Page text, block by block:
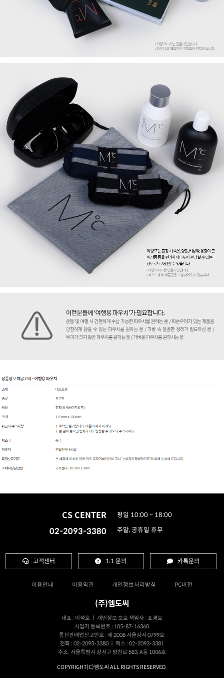
CS CENTER
02-2093-3380
평일 10:00 ~ 18:00
주말, 공휴일 휴무
고객센터 1:1 문의 카톡문의
이용안내 이용약관 개인정보처리방침 PC버전
(주)엠도씨
대표 : 이석호 ㅣ 개인정보 보호 책임자 : 표경호
사업자 등록번호 : 105-87-16360
통신판매업신고번호 : 제 2008 서울강서 0799호
전화 : 02-2093-3380 ㅣ 팩스 : 02-2093-3381
주소: 서울특별시 강서구 양천로 583, A동 1006호
COPYRIGHT(C)엠도씨 ALL RIGHTS RESERVED.